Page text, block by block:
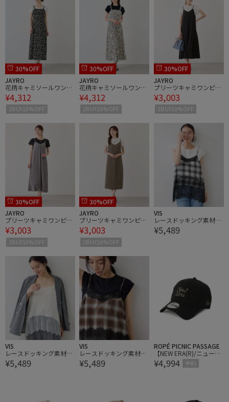
30%OFF
JAYRO
花柄キャミソールワンピ
ース
¥4,312
2BUY10%OFF
30%OFF
JAYRO
花柄キャミソールワンピ
ース
¥4,312
2BUY10%OFF
30%OFF
JAYRO
プリーツキャミワンピー
ス
¥3,003
2BUY10%OFF
30%OFF
JAYRO
プリーツキャミワンピー
ス
¥3,003
2BUY10%OFF
30%OFF
JAYRO
プリーツキャミワンピー
ス
¥3,003
2BUY10%OFF
VIS
レースドッキング素材ア
ソートキャミソール
¥5,489
VIS
レースドッキング素材ア
ソートキャミソール
¥5,489
VIS
レースドッキング素材ア
ソートキャミソール
¥5,489
ROPÉ PICNIC PASSAGE
【NEW ERA(R)/ニューエ
ラ別注】920CS HEART L
OGO CAP
¥4,994 予約